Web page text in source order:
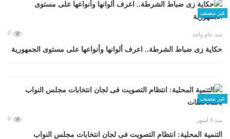
غير مصنف
منذ عام واحد 0
حكاية زى ضباط الشرطة.. اعرف ألوانها وأنواعها على مستوى الجمهورية
غير مصنف
منذ 8 أشهر 0
التنمية المحلية: انتظام التصويت فى لجان انتخابات مجلس النواب